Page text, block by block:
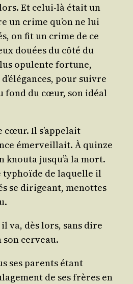
Et celui-là était un
un crime qu’on ne lui
on fit un crime de ce
douées du côté du
opu­lente for­tune,
pour suivre
fond du cœur, son idéal
cœur. Il s’appelait
émer­veillait. À quinze
knou­ta jusqu’à la mort.
typhoïde de laquelle il
se diri­geant, menottes
va, dès lors, sans dire
son cerveau.
ses parents étant
de ses frères en